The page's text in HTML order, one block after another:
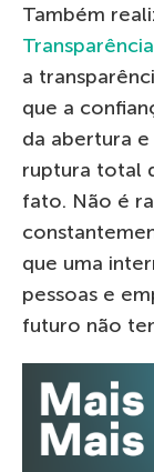
Também
a
que a
da abertura
ruptura total
fato. Não é
que uma
pessoas e
futuro não